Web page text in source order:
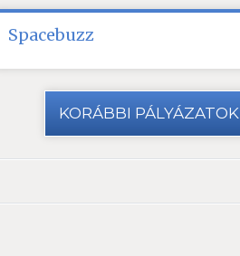
Spacebuzz
KORÁBBI PÁLYÁZATOK